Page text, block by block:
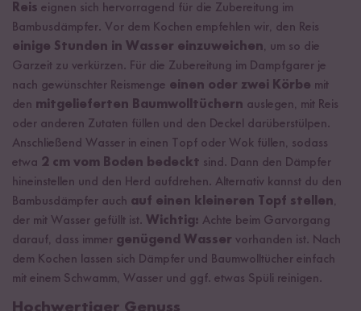
Reis eignen sich hervorragend für die Zubereitung im
Bambusdämpfer. Vor dem Kochen empfehlen wir, den Reis
einige Stunden in Wasser einzuweichen, um so die
Garzeit zu verkürzen. Für die Zubereitung im Dampfgarer je
nach gewünschter Reismenge einen oder zwei Körbe mit
den mitgelieferten Baumwolltüchern auslegen, mit Reis
oder anderen Zutaten füllen und den Deckel darüberstülpen.
Anschließend Wasser in einen Topf oder Wok füllen, sodass
etwa 2 cm vom Boden bedeckt sind. Dann den Dämpfer
hineinstellen und den Herd aufdrehen. Alternativ kannst du den
Bambusdämpfer auch auf einen kleineren Topf stellen,
der mit Wasser gefüllt ist. Wichtig: Achte beim Garvorgang
darauf, dass immer genügend Wasser vorhanden ist. Nach
dem Kochen lassen sich Dämpfer und Baumwolltücher einfach
mit einem Schwamm, Wasser und ggf. etwas Spüli reinigen.
Hochwertiger Genuss